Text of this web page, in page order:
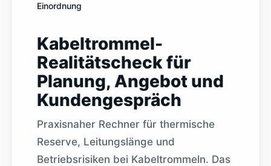
Einordnung
Kabeltrommel-
Realitätscheck für
Planung, Angebot und
Kundengespräch
Praxisnaher Rechner für thermische
Reserve, Leitungslänge und
Betriebsrisiken bei Kabeltrommeln. Das